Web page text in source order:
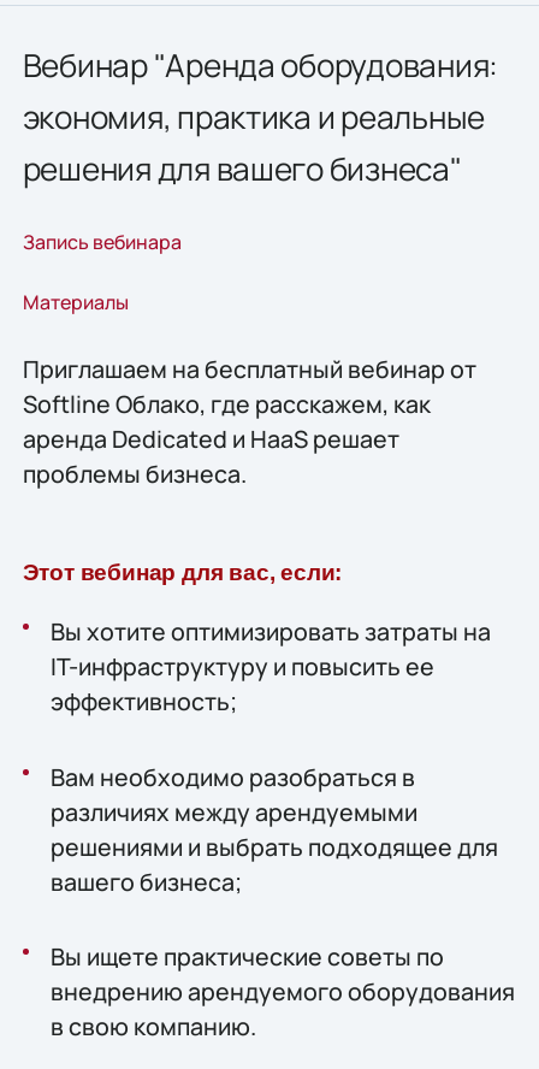
Вебинар "Аренда оборудования:
экономия, практика и реальные
решения для вашего бизнеса"
Запись вебинара
Материалы
Приглашаем на бесплатный вебинар от
Softline Облако, где расскажем, как
аренда Dedicated и HaaS решает
проблемы бизнеса.
Этот вебинар для вас, если:
Вы хотите оптимизировать затраты на
IT-инфраструктуру и повысить ее
эффективность;
Вам необходимо разобраться в
различиях между арендуемыми
решениями и выбрать подходящее для
вашего бизнеса;
Вы ищете практические советы по
внедрению арендуемого оборудования
в свою компанию.